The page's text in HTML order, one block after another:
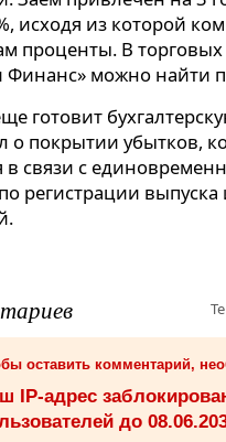
исходя из которой
проценты. В
Финанс» можно найти
готовит
о покрытии убытков,
в связи с
регистрации
оставить комментарий,
IP-адрес
до